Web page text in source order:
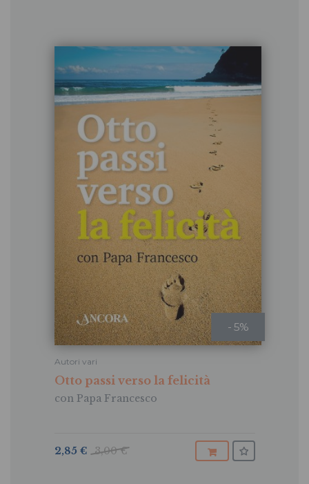
- 5%
Otto passi verso la felicità
con Papa Francesco
Autori vari
3,00 €
2,85 €